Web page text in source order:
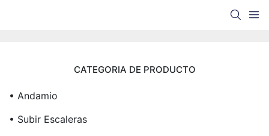
CATEGORIA DE PRODUCTO
• Andamio
• Subir Escaleras